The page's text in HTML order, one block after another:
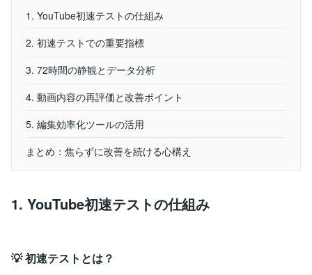
1. YouTube初速テストの仕組み
2. 初速テストでの重要指標
3. 72時間の静観とデータ分析
4. 動画内容の再評価と改善ポイント
5. 編集効率化ツールの活用
まとめ：焦らずに改善を続ける心構え
1. YouTube初速テストの仕組み
💡 初速テストとは？